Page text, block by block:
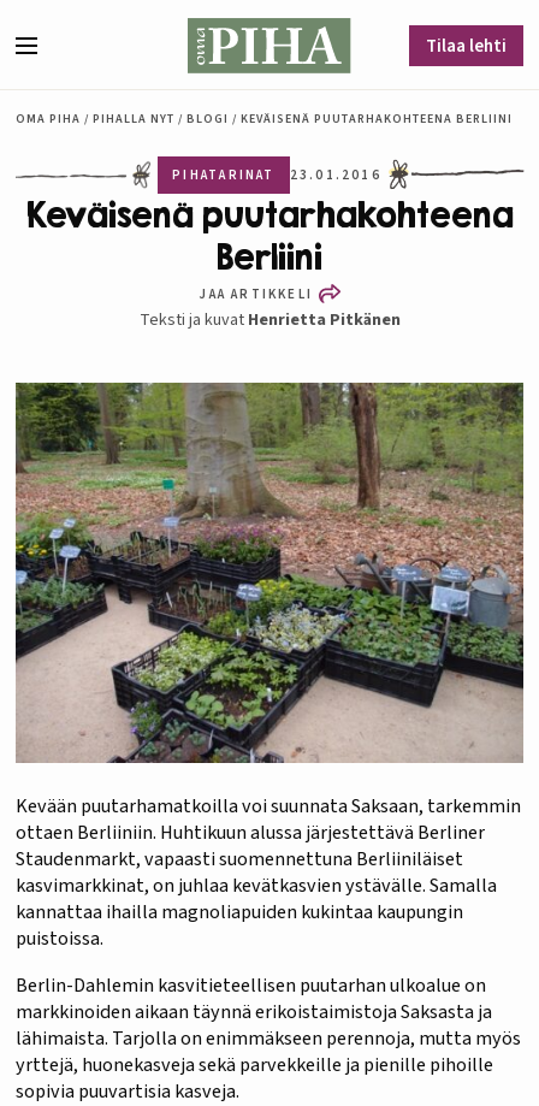
Tilaa lehti
OMA PIHA / PIHALLA NYT / BLOGI / KEVÄISENÄ PUUTARHAKOHTEENA BERLIINI
PIHATARINAT 23.01.2016
Keväisenä puutarhakohteena
Berliini
JAA ARTIKKELI
Teksti ja kuvat Henrietta Pitkänen
Kevään puutarhamatkoilla voi suunnata Saksaan, tarkemmin
ottaen Berliiniin. Huhtikuun alussa järjestettävä Berliner
Staudenmarkt, vapaasti suomennettuna Berliiniläiset
kasvimarkkinat, on juhlaa kevätkasvien ystävälle. Samalla
kannattaa ihailla magnoliapuiden kukintaa kaupungin
puistoissa.
Berlin-Dahlemin kasvitieteellisen puutarhan ulkoalue on
markkinoiden aikaan täynnä erikoistaimistoja Saksasta ja
lähimaista. Tarjolla on enimmäkseen perennoja, mutta myös
yrttejä, huonekasveja sekä parvekkeille ja pienille pihoille
sopivia puuvartisia kasveja.